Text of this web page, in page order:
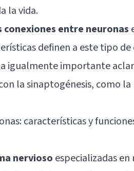
la vida.
conexiones entre neuronas
definen a este tipo de
igualmente importante
la sinaptogénesis, como
características y
nervioso especializadas en